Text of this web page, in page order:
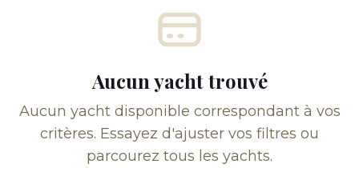
Aucun yacht trouvé
Aucun yacht disponible correspondant à vos
critères. Essayez d'ajuster vos filtres ou
parcourez tous les yachts.